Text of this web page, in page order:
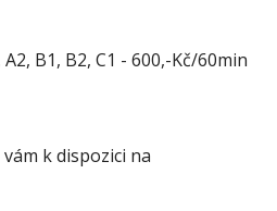
B1, B2, C1 - 600,-Kč/60min
k dispozici na